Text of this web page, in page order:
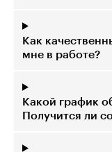
Как
мне в работе?
Какой график
Получится ли